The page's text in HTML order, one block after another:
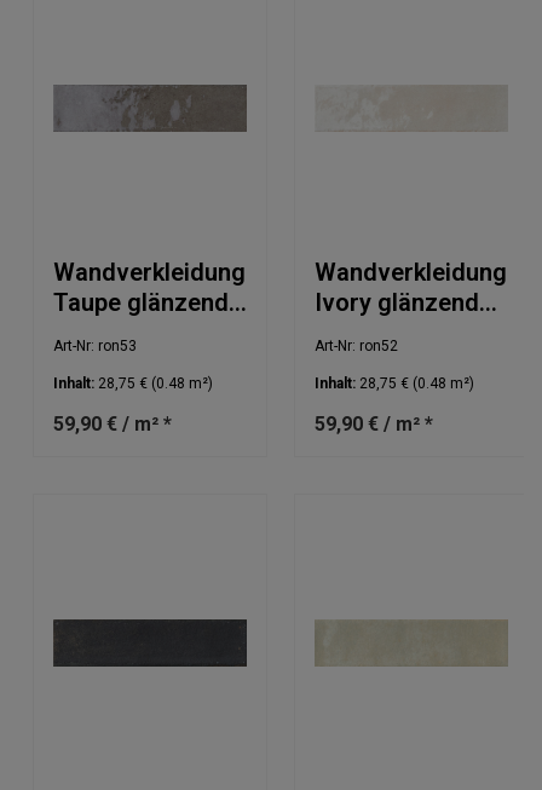
Wandverkleidung
Taupe glänzend
Art-Nr: ron53
Inhalt: 28,75 € (0.48 m²)
59,90 € / m² *
Wandverkleidung
Ivory glänzend
Art-Nr: ron52
Inhalt: 28,75 € (0.48 m²)
59,90 € / m² *